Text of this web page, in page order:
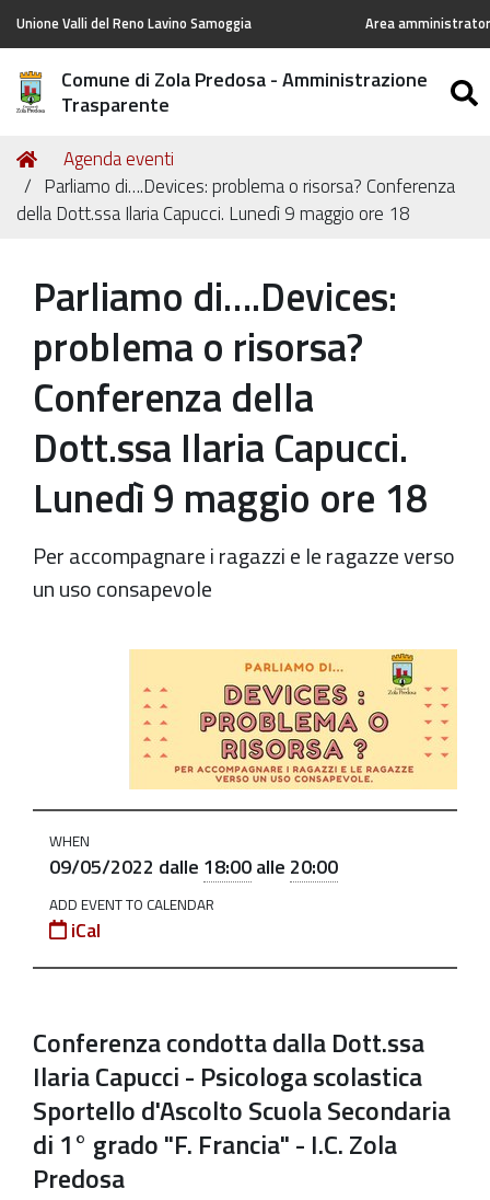
Unione Valli del Reno Lavino Samoggia Area
Comune di Zola Predosa - Amministrazione
Trasparente
Tu
sei
qui:
Home
Agenda eventi
Parliamo di….Devices: problema o risorsa? Conferenza
della Dott.ssa Ilaria Capucci. Lunedì 9 maggio ore 18
Parliamo di….Devices:
problema o risorsa?
Conferenza della
Dott.ssa Ilaria Capucci.
Lunedì 9 maggio ore 18
Per accompagnare i ragazzi e le ragazze verso
un uso consapevole
https://old.comune.zolapredosa.bo.it/events/parliamo-
2022
Parliamo
di….Devices:
problema
risorsa?
Dott.ssa
Ilaria
Capucci.
Lunedì
9
WHEN
09/05/2022 dalle 18:00alle 20:00
ADD EVENT TO CALENDAR
iCal
Conferenza condottadallaDott.ssa
Ilaria Capucci- Psicologa scolastica
Sportello d'AscoltoScuola Secondaria
di 1° grado "F. Francia" - I.C. Zola
Predosa